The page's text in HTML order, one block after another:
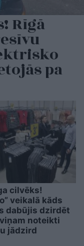
Rīgā
pa
cilvēks!
veikalā kāds
dabūjis dzirdēt
noteikti
jādzird